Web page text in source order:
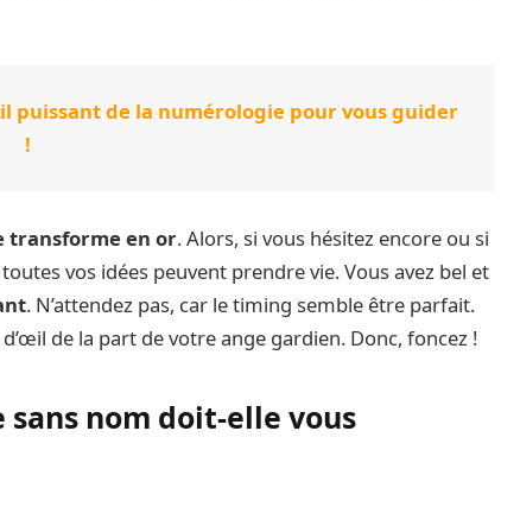
puissant de la numérologie pour vous guider
!
transforme en or. Alors, si vous hésitez encore ou si
vos idées peuvent prendre vie. Vous avez bel et
. N’attendez pas, car le timing semble être parfait.
de la part de votre ange gardien. Donc, foncez !
sans nom doit-elle vous